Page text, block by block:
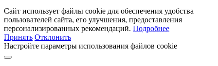
Сайт использует файлы cookie для обеспечения удобства
пользователей сайта, его улучшения, предоставления
персонализированных рекомендаций. Подробнее
Принять Отклонить
Настройте параметры использования файлов cookie